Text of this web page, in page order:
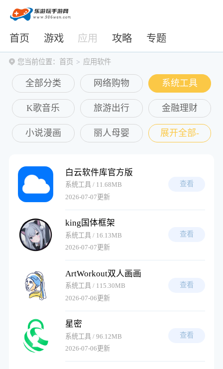
首页 游戏 应用 攻略 专题
您当前位置： 首页 应用软件
全部分类 网络购物 系统工具
K歌音乐 旅游出行 金融理财
小说漫画 丽人母婴 展开全部-
商务办公 其他软件 生活服务
收起全部-
白云软件库官方版
系统工具 / 11.68MB
2026-07-07更新
查看
king国体框架
系统工具 / 16.13MB
2026-07-07更新
查看
ArtWorkout双人画画
系统工具 / 115.30MB
2026-07-06更新
查看
星密
系统工具 / 96.12MB
2026-07-06更新
查看